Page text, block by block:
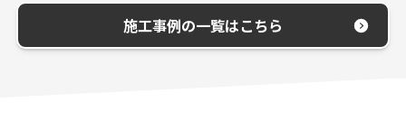
施工事例の一覧はこちら